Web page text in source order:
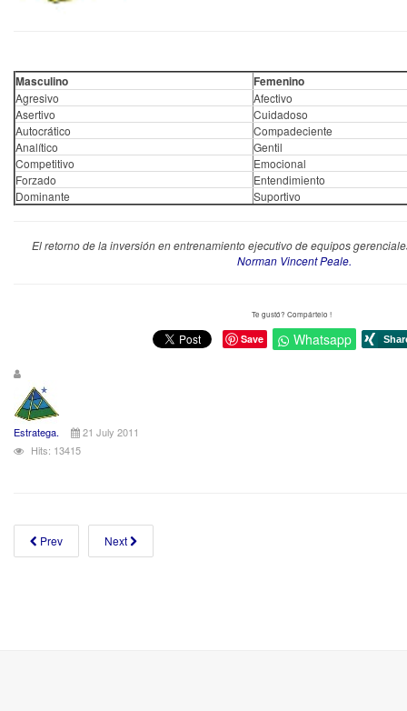
Masculino Femenino
Agresivo
Afectivo
Asertivo
Cuidadoso
Autocrático
Compadeciente
Analítico
Gentil
Competitivo
Emocional
Forzado
Entendimiento
Dominante
Suportivo
El retorno de la inversión en entrenamiento ejecutivo de equipos
Norman Vincent Peale.
Te gustó? Compártelo !
Save Whatsapp
Estratega.
21 July 2011
Hits: 13415
Prev Next